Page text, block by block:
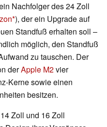
Nachfolger des 24 Zoll
), der ein Upgrade auf
Standfuß erhalten soll –
möglich, den Standfuß
zu tauschen. Der
derApple M2vier
Kerne sowie einen
besitzen.
Zoll und 16 Zoll